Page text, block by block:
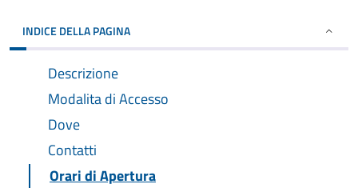
INDICE DELLA PAGINA
Descrizione
Modalita di Accesso
Dove
Contatti
Orari di Apertura